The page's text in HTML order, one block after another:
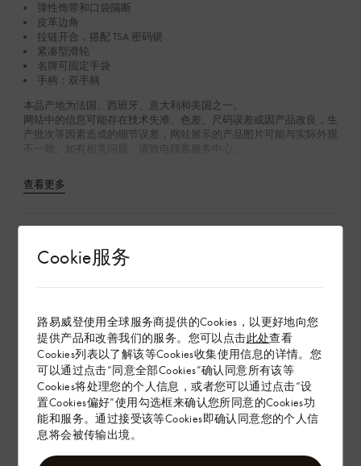
Cookie服务
路易威登使用全球服务商提供的Cookies，以更好地向您
提供产品和改善我们的服务。您可以点击此处查看
Cookies列表以了解该等Cookies收集使用信息的详情。您
可以通过点击“同意全部Cookies”确认同意所有该等
Cookies将处理您的个人信息，或者您可以通过点击“设
置Cookies偏好”使用勾选框来确认您所同意的Cookies功
能和服务。通过接受该等Cookies即确认同意您的个人信
息将会被传输出境。
弹性饰带和口袋隔断
皮革边角
拉链开合，搭配 TSA 密码锁
紧凑型滑轮
名牌可固定手袋
手柄：双手柄
本品产地为法国、西班牙、意大利和美国之一。
网站中的信息可能存在技术失准、色差、尺码误差或因产品改良，生
产批次等因素造成的细节误差，网站展示的产品图片可能与实际外观
不一致。如有相关问题，请致电顾客服务中心。
查看更多
在专卖店内探索
配送 & 退货
赠礼